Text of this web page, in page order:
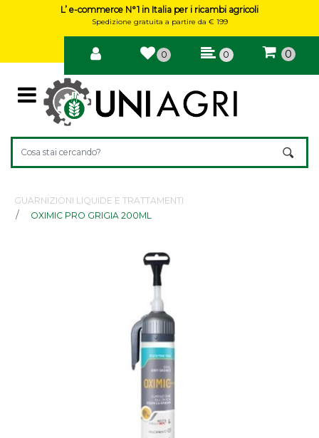
L’ e-commerce N°1 in Italia per i ricambi agricoli
Spedizione gratuita a partire da € 199
0 0 0
Open
La modifica di un filtro aggiorna automaticamente gli altri filtri
GUARNIZIONI LIQUIDE E TRATTAMENTI
OXIMIC PRO GRIGIA 200ML